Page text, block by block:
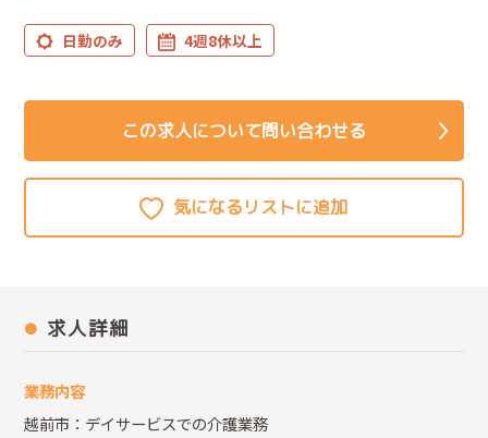
日勤のみ 4週8休以上
この求人について問い合わせる
求人詳細
業務内容
越前市：デイサービスでの介護業務